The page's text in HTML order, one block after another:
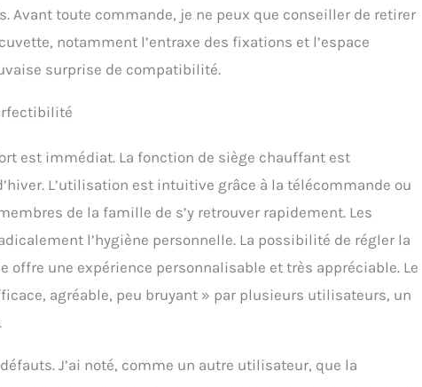
Avant toute commande, je ne peux que conseiller de retirer
notamment l’entraxe des fixations et l’espace
surprise de compatibilité.
est immédiat. La fonction de siège chauffant est
L’utilisation est intuitive grâce à la télécommande ou
de la famille de s’y retrouver rapidement. Les
l’hygiène personnelle. La possibilité de régler la
offre une expérience personnalisable et très appréciable. Le
agréable, peu bruyant » par plusieurs utilisateurs, un
J’ai noté, comme un autre utilisateur, que la